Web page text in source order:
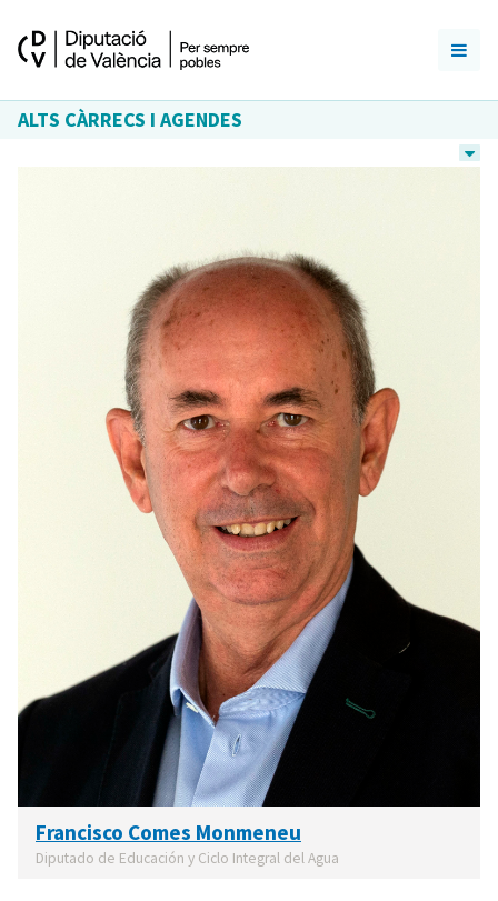
ALTS CÀRRECS I AGENDES
Francisco Comes Monmeneu
Diputado de Educación y Ciclo Integral del Agua